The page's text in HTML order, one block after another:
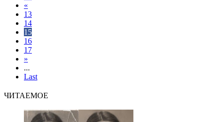
«
13
14
15
16
17
»
...
Last
ЧИТАЕМОЕ